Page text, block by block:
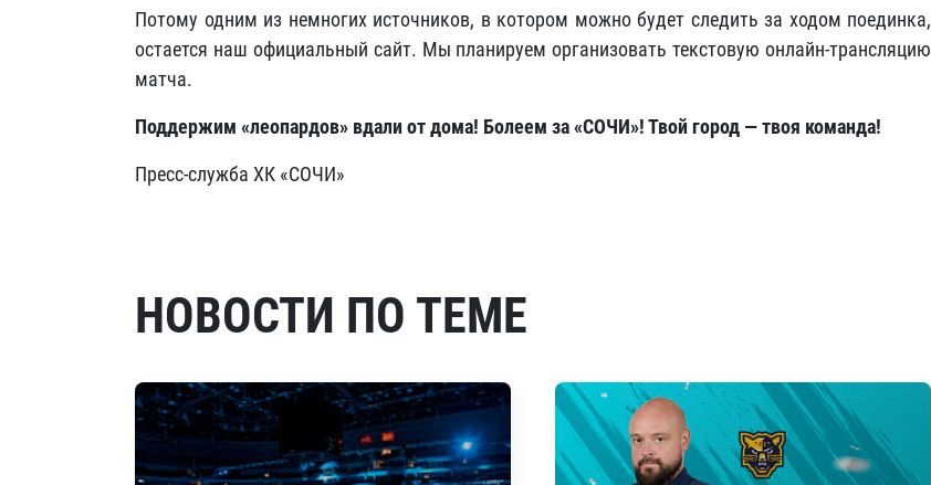
Потому одним из немногих источников, в котором можно будет следить за ходом поединка,
остается наш официальный сайт. Мы планируем организовать текстовую онлайн-трансляцию
матча.
Поддержим «леопардов» вдали от дома! Болеем за «СОЧИ»! Твой город — твоя команда!
Пресс-служба ХК «СОЧИ»
НОВОСТИ ПО ТЕМЕ